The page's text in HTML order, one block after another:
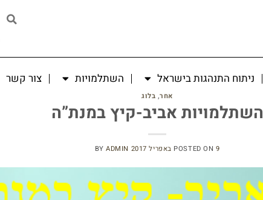
ניתוח התנהגות בישראל השתלמויות צור קשר
אחר, בלוג
השתלמויות אביב-קיץ במנת”ה
POSTED ON 9 באפריל 2017 BYADMIN